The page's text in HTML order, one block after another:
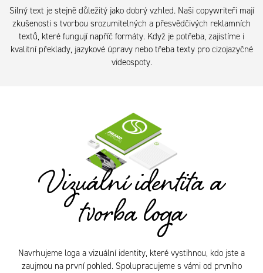
Silný text je stejně důležitý jako dobrý vzhled. Naši copywriteři mají
zkušenosti s tvorbou srozumitelných a přesvědčivých reklamních
textů, které fungují napříč formáty. Když je potřeba, zajistíme i
kvalitní překlady, jazykové úpravy nebo třeba texty pro cizojazyčné
videospoty.
Vizuální identita a
tvorba loga
Navrhujeme loga a vizuální identity, které vystihnou, kdo jste a
zaujmou na první pohled. Spolupracujeme s vámi od prvního